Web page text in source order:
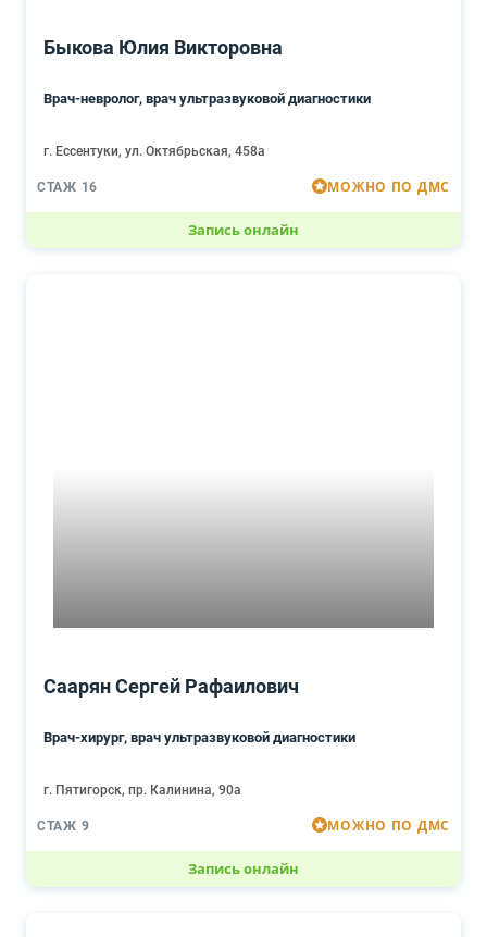
Быкова Юлия Викторовна
Врач-невролог, врач ультразвуковой диагностики
г. Ессентуки, ул. Октябрьская, 458а
СТАЖ 16 МОЖНО ПО ДМС
Запись онлайн
Саарян Сергей Рафаилович
Врач-хирург, врач ультразвуковой диагностики
г. Пятигорск, пр. Калинина, 90а
СТАЖ 9 МОЖНО ПО ДМС
Запись онлайн